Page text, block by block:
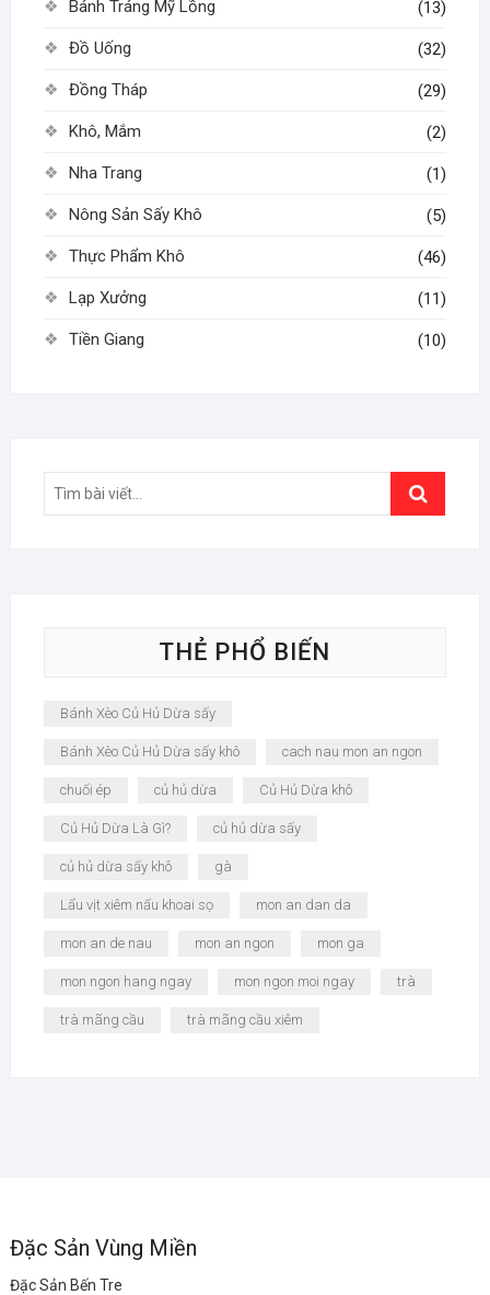
Bánh Tráng Mỹ Lồng (13)
Đồ Uống (32)
Đồng Tháp (29)
Khô, Mắm (2)
Nha Trang (1)
Nông Sản Sấy Khô (5)
Thực Phẩm Khô (46)
Lạp Xưởng (11)
Tiền Giang (10)
Search
THẺ PHỔ BIẾN
Bánh Xèo Củ Hủ Dừa sấy
Bánh Xèo Củ Hủ Dừa sấy khô cach nau mon an ngon
chuối ép củ hủ dừa Củ Hủ Dừa khô
Củ Hủ Dừa Là Gì? củ hủ dừa sấy
củ hủ dừa sấy khô gà
Lẩu vịt xiêm nấu khoai sọ mon an dan da
mon an de nau mon an ngon mon ga
mon ngon hang ngay mon ngon moi ngay trà
trà mãng cầu trà mãng cầu xiêm
Đặc Sản Vùng Miền
Đặc Sản Bến Tre